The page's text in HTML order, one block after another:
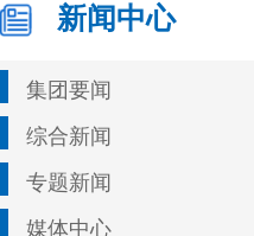
新闻中心
集团要闻
综合新闻
专题新闻
媒体中心